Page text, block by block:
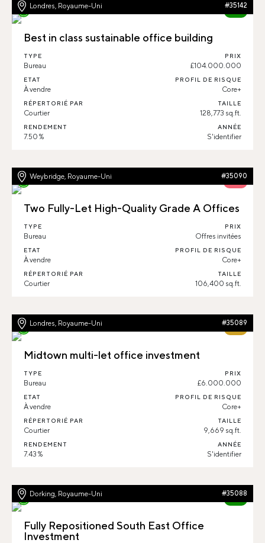
Londres, Royaume-Uni #35142
Best in class sustainable office building
TYPE
Bureau
ETAT
À vendre
RÉPERTORIÉ PAR
Courtier
RENDEMENT
7.50 %
PRIX
£104.000.000
PROFIL DE RISQUE
Core+
TAILLE
128,773 sq.ft.
ANNÉE
S'identifier
Weybridge, Royaume-Uni #35090
Two Fully-Let High-Quality Grade A Offices
TYPE
Bureau
ETAT
À vendre
RÉPERTORIÉ PAR
Courtier
PRIX
Offres invitées
PROFIL DE RISQUE
Core+
TAILLE
106,400 sq.ft.
Londres, Royaume-Uni #35089
Midtown multi-let office investment
TYPE
Bureau
ETAT
À vendre
RÉPERTORIÉ PAR
Courtier
RENDEMENT
7.43 %
PRIX
£6.000.000
PROFIL DE RISQUE
Core+
TAILLE
9,669 sq.ft.
ANNÉE
S'identifier
Dorking, Royaume-Uni #35088
Fully Repositioned South East Office
Investment